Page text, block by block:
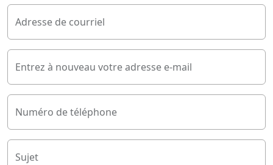
Adresse de courriel
Entrez à nouveau votre adresse e-mail
Numéro de téléphone
Sujet